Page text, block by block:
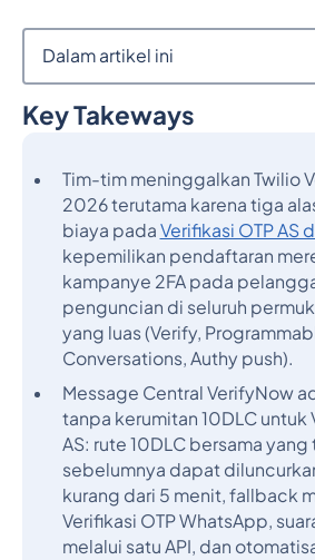
Key Takeways
Tim-tim meninggalkan Twilio
2026 terutama karena tiga
biaya pada Verifikasi OTP AS
kepemilikan pendaftaran
kampanye 2FA pada
penguncian di seluruh
yang luas (Verify,
Conversations, Authy push).
Message Central VerifyNow
tanpa kerumitan 10DLC untuk
AS: rute 10DLC bersama
sebelumnya dapat
kurang dari 5 menit, fallback
Verifikasi OTP WhatsApp,
melalui satu API, dan
Dalam artikel ini
Judul 2